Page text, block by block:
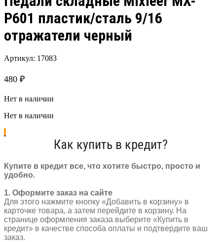
P601 пластик/сталь 9/16
отражатели черный
Артикул: 17083
480 ₽
Нет в наличии
Нет в наличии
Как купить в кредит?
Купите в кредит все, что хотите быстро, просто и
удобно.
1. Оформите заказ на сайте
Для этого нажмите кнопку «Добавить в корзину» в
карточке товара, а затем перейдите в корзину. На
странице оформления заказа выберите «Купить в
кредит» в качестве способа оплаты и подтвердите ваш
заказ.